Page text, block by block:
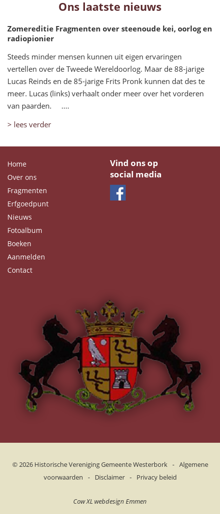
Ons laatste nieuws
Zomereditie Fragmenten over steenoude kei, oorlog en
radiopionier
Steeds minder mensen kunnen uit eigen ervaringen
vertellen over de Tweede Wereldoorlog. Maar de 88-jarige
Lucas Reinds en de 85-jarige Frits Pronk kunnen dat des te
meer. Lucas (links) verhaalt onder meer over het vorderen
van paarden. ....
> lees verder
Home
Over ons
Fragmenten
Erfgoedpunt
Nieuws
Fotoalbum
Boeken
Aanmelden
Contact
Vind ons op
social media
© 2026 Historische Vereniging Gemeente Westerbork - Algemene
voorwaarden
- Disclaimer - Privacy beleid
Cow XL webdesign Emmen